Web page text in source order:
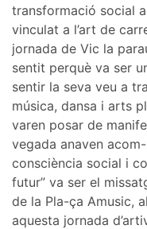
transformació social
vinculat a l’art de
jornada de Vic la
sentit perquè va ser
sentir la seva veu a
música, dansa i arts
varen posar de
vegada anaven
consciència social i
futur” va ser el
de la Pla-ça Amusic,
aquesta jornada